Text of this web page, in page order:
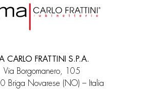
CARLO FRATTINI S.P.A.
Via Borgomanero, 105
Briga Novarese (NO) – Italia